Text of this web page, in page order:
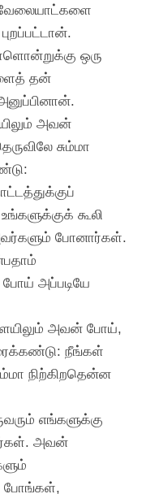
வேலையாட்களை
ஒரு
தன்
அவன்
சும்மா
கூலி
போனார்கள்.
அப்படியே
அவன் போய்,
நீங்கள்
நிற்கிறதென்ன
எங்களுக்கு
அவன்
போங்கள்,